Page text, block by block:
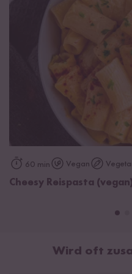
60 min Vegan
Cheesy Reispasta (vegan)
Wird oft